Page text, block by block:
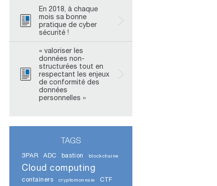
En 2018, à chaque
mois sa bonne
pratique de cyber
sécurité !
« valoriser les
données non-
structurées tout en
respectant les enjeux
de conformité des
données
personnelles »
TAGS
3PAR ADC bastion blockchaine
Cloud computing
containers cryptomonnaie CTF